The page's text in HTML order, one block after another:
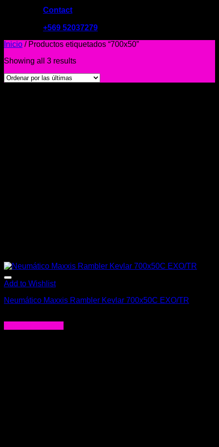
Contact
+569 52037279
Inicio /Productos etiquetados “700x50”
Showing all 3 results
Add to Wishlist
Neumático Maxxis Rambler Kevlar 700x50C EXO/TR